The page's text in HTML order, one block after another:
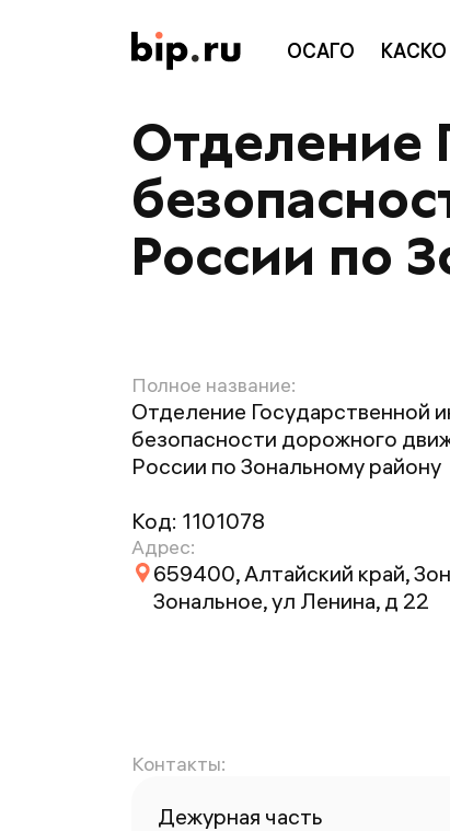
ОСАГО КАСКО
Отделение
России по
Полное название:
Отделение Государственной
безопасности дорожного
России по Зональному району
Код: 1101078
Адрес:
659400, Алтайский край,
Зональное, ул Ленина, д 22
Контакты:
Дежурная часть